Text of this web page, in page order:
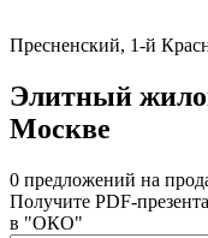
Пресненский, 1-й
Элитный
Москве
0 предложений на
Получите PDF-
в "ОКО"